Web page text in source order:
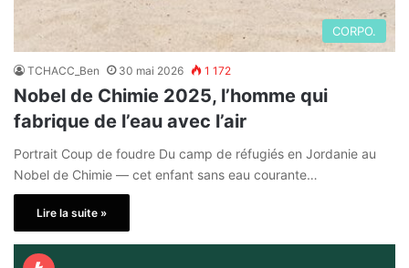
CORPO.
TCHACC_Ben 30 mai 2026 1 172
Nobel de Chimie 2025, l’homme qui
fabrique de l’eau avec l’air
Portrait Coup de foudre Du camp de réfugiés en Jordanie au
Nobel de Chimie — cet enfant sans eau courante…
Lire la suite »